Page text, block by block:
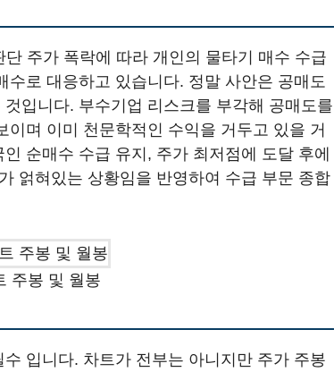
주가 폭락에 따라 개인의 물타기 매수 수급
로 대응하고 있습니다. 정말 사안은 공매도
입니다. 부수기업 리스크를 부각해 공매도를
며 이미 천문학적인 수익을 거두고 있을 거
순매수 수급 유지, 주가 최저점에 도달 후에
얽혀있는 상황임을 반영하여 수급 부문 종합
주봉 및 월봉
입니다. 차트가 전부는 아니지만 주가 주봉